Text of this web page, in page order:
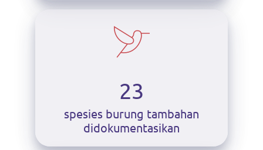
23
spesies burung tambahan
didokumentasikan